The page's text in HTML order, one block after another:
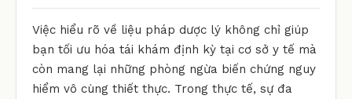
Việc hiểu rõ về liệu pháp dược lý không chỉ giúp
bạn tối ưu hóa tái khám định kỳ tại cơ sở y tế mà
còn mang lại những phòng ngừa biến chứng nguy
hiểm vô cùng thiết thực. Trong thực tế, sự đa